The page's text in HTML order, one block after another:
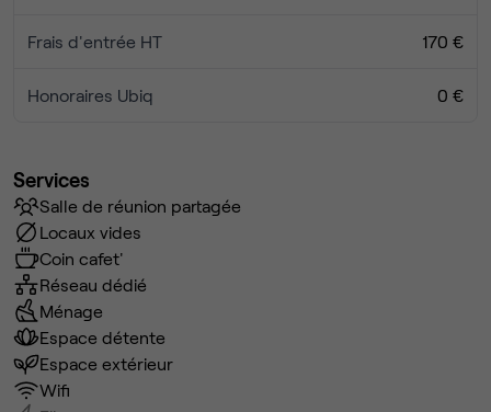
Frais d'entrée HT 170 €
Honoraires Ubiq 0 €
Services
Salle de réunion partagée
Locaux vides
Coin cafet'
Réseau dédié
Ménage
Espace détente
Espace extérieur
Wifi